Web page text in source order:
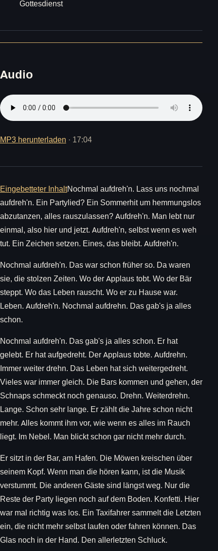
Gottesdienst
Audio
MP3 herunterladen · 17:04
Eingebetteter InhaltNochmal aufdreh'n. Lass uns nochmal
aufdreh'n. Ein Partylied? Ein Sommerhit um hemmungslos
abzutanzen, alles rauszulassen? Aufdreh'n. Man lebt nur
einmal, also hier und jetzt. Aufdreh'n, selbst wenn es weh
tut. Ein Zeichen setzen. Eines, das bleibt. Aufdreh'n.
Nochmal aufdreh'n. Das war schon früher so. Da waren
sie, die stolzen Zeiten. Wo der Applaus tobt. Wo der Bär
steppt. Wo das Leben rauscht. Wo er zu Hause war.
Leben. Aufdreh'n. Nochmal aufdrehn. Das gab's ja alles
schon.
Nochmal aufdreh'n. Das gab's ja alles schon. Er hat
gelebt. Er hat aufgedreht. Der Applaus tobte. Aufdrehn.
Immer weiter drehn. Das Leben hat sich weitergedreht.
Vieles war immer gleich. Die Bars kommen und gehen, der
Schnaps schmeckt noch genauso. Drehn. Weiterdrehn.
Lange. Schon sehr lange. Er zählt die Jahre schon nicht
mehr. Alles kommt ihm vor, wie wenn es alles im Rauch
liegt. Im Nebel. Man blickt schon gar nicht mehr durch.
Er sitzt in der Bar, am Hafen. Die Möwen kreischen über
seinem Kopf. Wenn man die hören kann, ist die Musik
verstummt. Die anderen Gäste sind längst weg. Nur die
Reste der Party liegen noch auf dem Boden. Konfetti. Hier
war mal richtig was los. Ein Taxifahrer sammelt die Letzten
ein, die nicht mehr selbst laufen oder fahren können. Das
Glas noch in der Hand. Den allerletzten Schluck.